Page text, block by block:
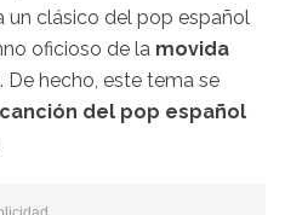
un clásico del pop español
oficioso de la movida
De hecho, este tema se
del pop español